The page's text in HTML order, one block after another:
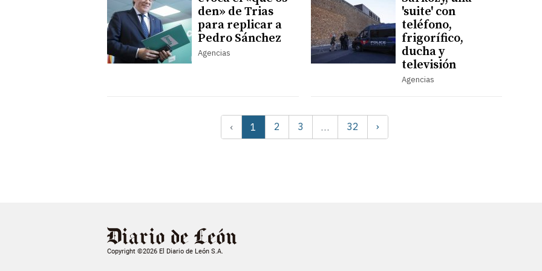
den» de Trias
para replicar a
Pedro Sánchez
Agencias
'suite' con
teléfono,
frigorífico,
ducha y
televisión
Agencias
‹ 1 2 3 … 32 ›
Copyright ©2026 El Diario de León S.A.